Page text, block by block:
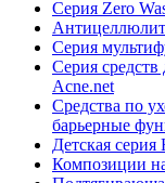
Серия Zero
Серия
Серия
Acne.net
Средства по
барьерные
Детская
Композиции